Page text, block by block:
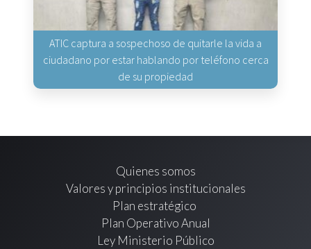
ATIC captura a sospechoso de quitarle la vida a
ciudadano por estar hablando por teléfono cerca
de su propiedad
Quienes somos
Valores y principios institucionales
Plan estratégico
Plan Operativo Anual
Ley Ministerio Público